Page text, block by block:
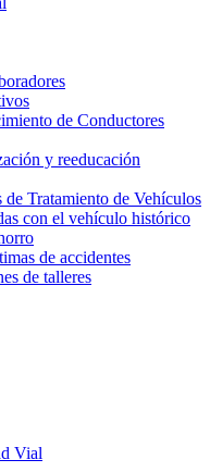
de Conductores
y reeducación
Tratamiento de Vehículos
con el vehículo histórico
de accidentes
de talleres
Vial